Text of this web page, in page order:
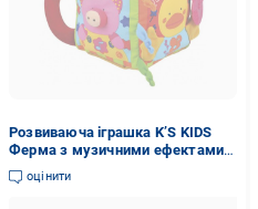
Розвиваюча іграшка K’S KIDS
Ферма з музичними ефектами
(KA10603-GB)
оцінити